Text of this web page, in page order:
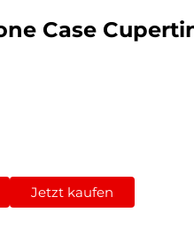
Case
Jetzt kaufen